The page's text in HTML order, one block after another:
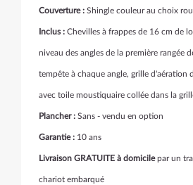
Couverture : Shingle couleur au choix
Inclus : Chevilles à frappes de 16 cm de
niveau des angles de la première rangée
tempête à chaque angle, grille d'aération
avec toile moustiquaire collée dans la
Plancher : Sans - vendu en option
Garantie : 10 ans
Livraison GRATUITE à domicilepar un
chariot embarqué